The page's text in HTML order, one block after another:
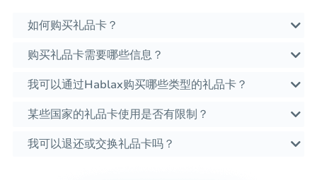
如何购买礼品卡？
购买礼品卡需要哪些信息？
我可以通过Hablax购买哪些类型的礼品卡？
某些国家的礼品卡使用是否有限制？
我可以退还或交换礼品卡吗？